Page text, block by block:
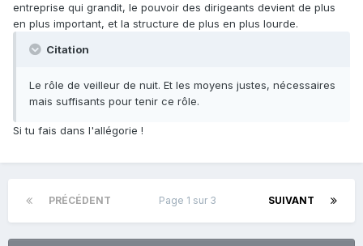
entreprise qui grandit, le pouvoir des dirigeants devient de plus
en plus important, et la structure de plus en plus lourde.
Citation
Le rôle de veilleur de nuit. Et les moyens justes, nécessaires
mais suffisants pour tenir ce rôle.
Si tu fais dans l'allégorie !
PRÉCÉDENT SUIVANT
Page 1 sur 3